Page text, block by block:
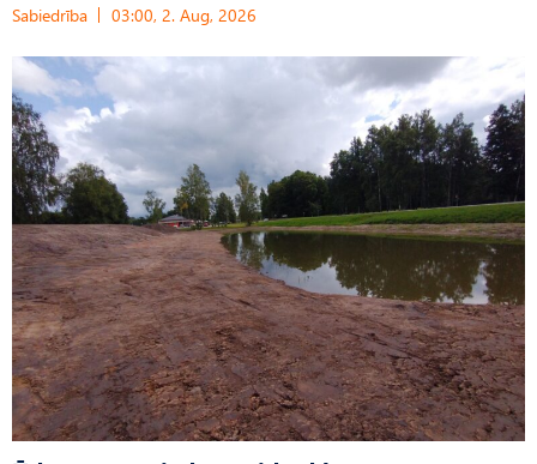
Sabiedrība 03:00, 2. Aug, 2026